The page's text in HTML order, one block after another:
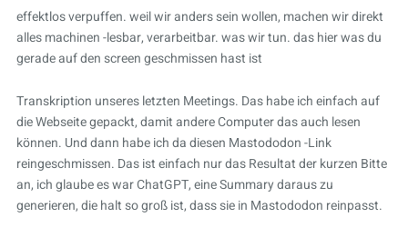
effektlos verpuffen. weil wir anders sein wollen, machen wir direkt
alles machinen -lesbar, verarbeitbar. was wir tun. das hier was du
gerade auf den screen geschmissen hast ist
Transkription unseres letzten Meetings. Das habe ich einfach auf
die Webseite gepackt, damit andere Computer das auch lesen
können. Und dann habe ich da diesen Mastododon -Link
reingeschmissen. Das ist einfach nur das Resultat der kurzen Bitte
an, ich glaube es war ChatGPT, eine Summary daraus zu
generieren, die halt so groß ist, dass sie in Mastododon reinpasst.